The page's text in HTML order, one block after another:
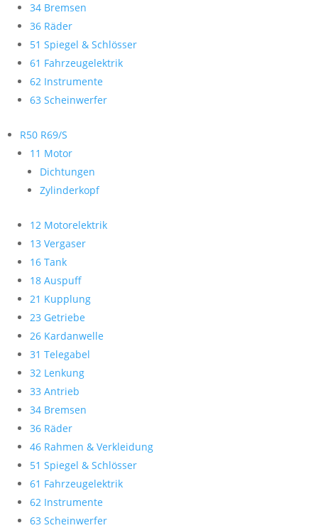
34 Bremsen
36 Räder
51 Spiegel & Schlösser
61 Fahrzeugelektrik
62 Instrumente
63 Scheinwerfer
R50 R69/S
11 Motor
Dichtungen
Zylinderkopf
12 Motorelektrik
13 Vergaser
16 Tank
18 Auspuff
21 Kupplung
23 Getriebe
26 Kardanwelle
31 Telegabel
32 Lenkung
33 Antrieb
34 Bremsen
36 Räder
46 Rahmen & Verkleidung
51 Spiegel & Schlösser
61 Fahrzeugelektrik
62 Instrumente
63 Scheinwerfer